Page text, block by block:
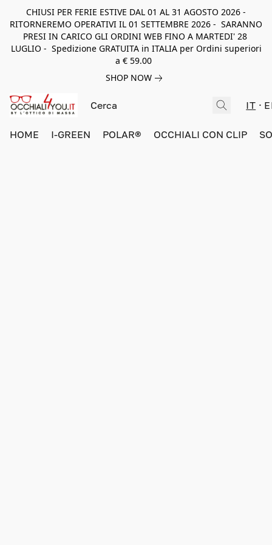
CHIUSI PER FERIE ESTIVE DAL 01 AL 31 AGOSTO 2026 -
RITORNEREMO OPERATIVI IL 01 SETTEMBRE 2026 - SARANNO
PRESI IN CARICO GLI ORDINI WEB FINO A MARTEDI' 28
LUGLIO - Spedizione GRATUITA in ITALIA per Ordini superiori
a € 59.00
SHOP NOW
IT
HOME I-GREEN POLAR® OCCHIALI CON CLIP